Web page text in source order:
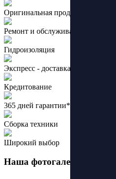
Оригинальная продукция
Ремонт и обслуживание
Гидроизоляция
Экспресс - доставка
Кредитование
365 дней гарантии*
Сборка техники
Широкий выбор
Наша фотогалерея